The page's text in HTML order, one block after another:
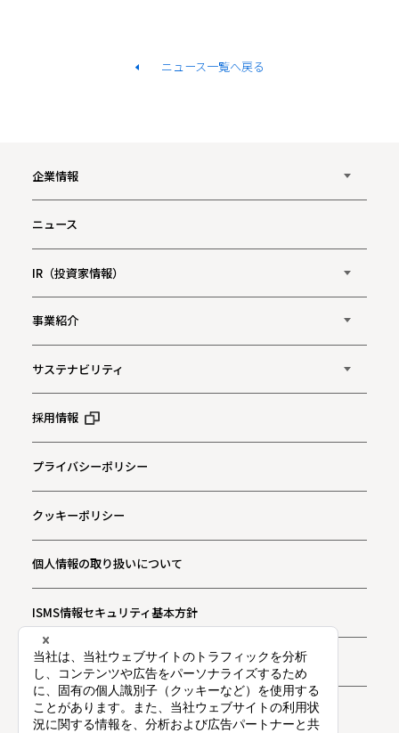
ニュース一覧へ戻る
企業情報
ニュース
IR（投資家情報）
事業紹介
サステナビリティ
採用情報
プライバシーポリシー
クッキーポリシー
個人情報の取り扱いについて
ISMS情報セキュリティ基本方針
お問い合わせ
プライバシー通知